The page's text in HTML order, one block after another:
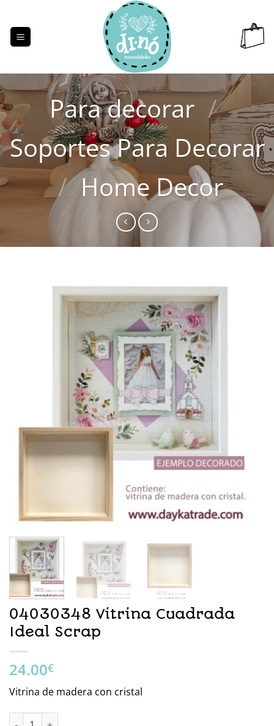
contenido
Para decorar /
Soportes Para Decorar
/ Home Decor
04030348 Vitrina Cuadrada
Ideal Scrap
24.00€
Vitrina de madera con cristal
04030348 Vitrina Cuadrada Ideal Scrap cantidad